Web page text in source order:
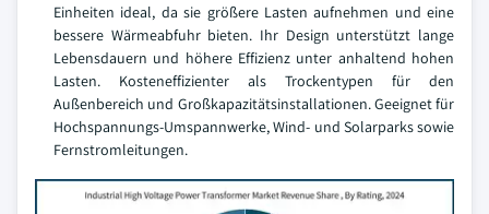
Einheiten ideal, da sie größere Lasten aufnehmen und eine
bessere Wärmeabfuhr bieten. Ihr Design unterstützt lange
Lebensdauern und höhere Effizienz unter anhaltend hohen
Lasten. Kosteneffizienter als Trockentypen für den
Außenbereich und Großkapazitätsinstallationen. Geeignet für
Hochspannungs-Umspannwerke, Wind- und Solarparks sowie
Fernstromleitungen.